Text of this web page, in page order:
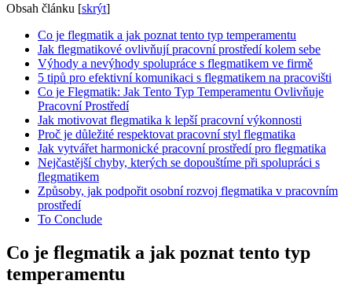
Obsah článku [skrýt]
Co je flegmatik a jak poznat tento typ temperamentu
Jak flegmatikové ovlivňují pracovní prostředí kolem sebe
Výhody a nevýhody spolupráce s flegmatikem ve firmě
5 tipů pro efektivní komunikaci s flegmatikem na pracovišti
Co je Flegmatik: Jak Tento Typ Temperamentu Ovlivňuje
Pracovní Prostředí
Jak motivovat flegmatika k lepší pracovní výkonnosti
Proč je důležité respektovat pracovní styl flegmatika
Jak vytvářet harmonické pracovní prostředí pro flegmatika
Nejčastější chyby, kterých se dopouštíme při spolupráci s
flegmatikem
Způsoby, jak podpořit osobní rozvoj flegmatika v pracovním
prostředí
To Conclude
Co je flegmatik a jak poznat tento typ
temperamentu